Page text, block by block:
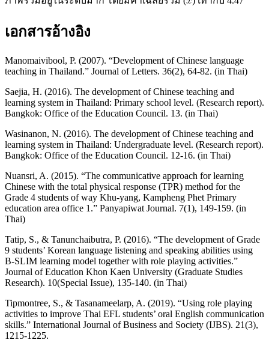
เอกสารอ้างอิง
Manomaivibool, P. (2007). “Development of Chinese language
teaching in Thailand.” Journal of Letters. 36(2), 64-82. (in Thai)
Saejia, H. (2016). The development of Chinese teaching and
learning system in Thailand: Primary school level. (Research report).
Bangkok: Office of the Education Council. 13. (in Thai)
Wasinanon, N. (2016). The development of Chinese teaching and
learning system in Thailand: Undergraduate level. (Research report).
Bangkok: Office of the Education Council. 12-16. (in Thai)
Nuansri, A. (2015). “The communicative approach for learning
Chinese with the total physical response (TPR) method for the
Grade 4 students of way Khu-yang, Kampheng Phet Primary
education area office 1.” Panyapiwat Journal. 7(1), 149-159. (in
Thai)
Tatip, S., & Tanunchaibutra, P. (2016). “The development of Grade
9 students’ Korean language listening and speaking abilities using
B-SLIM learning model together with role playing activities.”
Journal of Education Khon Kaen University (Graduate Studies
Research). 10(Special Issue), 135-140. (in Thai)
Tipmontree, S., & Tasanameelarp, A. (2019). “Using role playing
activities to improve Thai EFL students’ oral English communication
skills.” International Journal of Business and Society (IJBS). 21(3),
1215-1225.